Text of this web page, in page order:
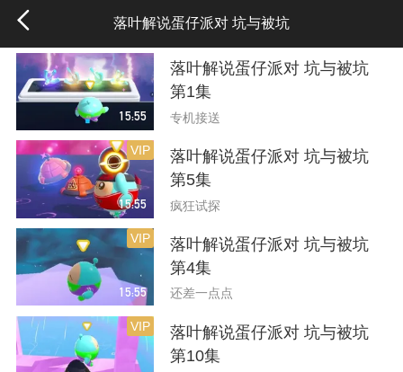
落叶解说蛋仔派对 坑与被坑
15:55
落叶解说蛋仔派对 坑与被坑
第1集
专机接送
15:55
VIP
落叶解说蛋仔派对 坑与被坑
第5集
疯狂试探
15:55
VIP
落叶解说蛋仔派对 坑与被坑
第4集
还差一点点
VIP
落叶解说蛋仔派对 坑与被坑
第10集